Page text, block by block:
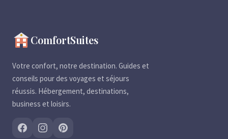
ComfortSuites
Votre confort, notre destination. Guides et
conseils pour des voyages et séjours
réussis. Hébergement, destinations,
business et loisirs.